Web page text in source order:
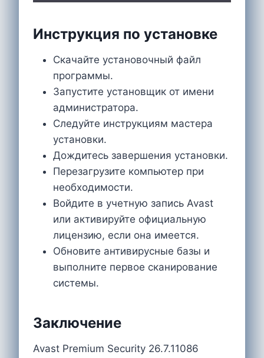
Инструкция по установке
Скачайте установочный файл
программы.
Запустите установщик от имени
администратора.
Следуйте инструкциям мастера
установки.
Дождитесь завершения установки.
Перезагрузите компьютер при
необходимости.
Войдите в учетную запись Avast
или активируйте официальную
лицензию, если она имеется.
Обновите антивирусные базы и
выполните первое сканирование
системы.
Заключение
Avast Premium Security 26.7.11086